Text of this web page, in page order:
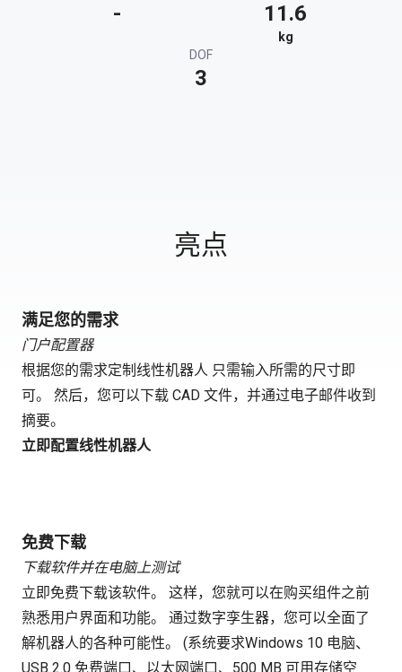
- 11.6
kg
DOF
3
亮点
满足您的需求
门户配置器
根据您的需求定制线性机器人 只需输入所需的尺寸即
可。 然后，您可以下载 CAD 文件，并通过电子邮件收到
摘要。
立即配置线性机器人
免费下载
下载软件并在电脑上测试
立即免费下载该软件。 这样，您就可以在购买组件之前
熟悉用户界面和功能。 通过数字孪生器，您可以全面了
解机器人的各种可能性。 (系统要求Windows 10 电脑、
USB 2.0 免费端口、以太网端口、500 MB 可用存储空